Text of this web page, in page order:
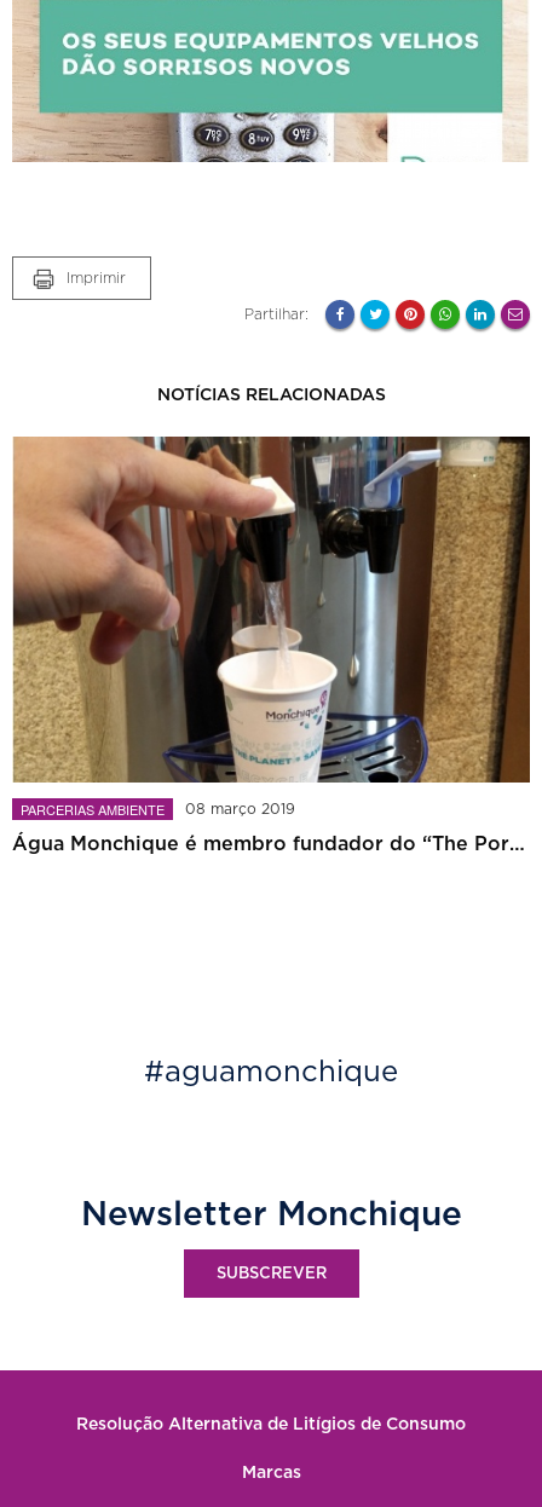
Imprimir
Partilhar:
NOTÍCIAS RELACIONADAS
PARCERIAS AMBIENTE 08 março 2019
Água Monchique é membro fundador do “The Porto Protocol”
#aguamonchique
Newsletter Monchique
SUBSCREVER
Resolução Alternativa de Litígios de Consumo
Marcas